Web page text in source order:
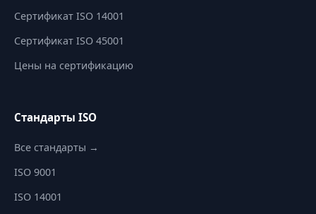
Сертификат ISO 14001
Сертификат ISO 45001
Цены на сертификацию
Стандарты ISO
Все стандарты →
ISO 9001
ISO 14001